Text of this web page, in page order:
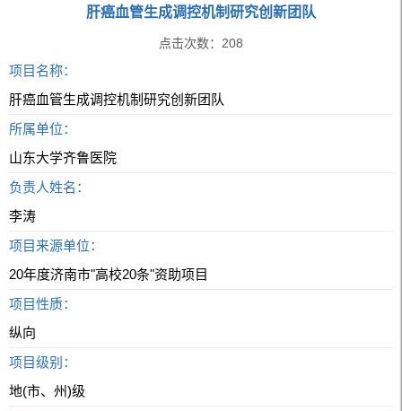
肝癌血管生成调控机制研究创新团队
点击次数： 208
项目名称：
肝癌血管生成调控机制研究创新团队
所属单位：
山东大学齐鲁医院
负责人姓名：
李涛
项目来源单位：
20年度济南市"高校20条"资助项目
项目性质：
纵向
项目级别：
地(市、州)级